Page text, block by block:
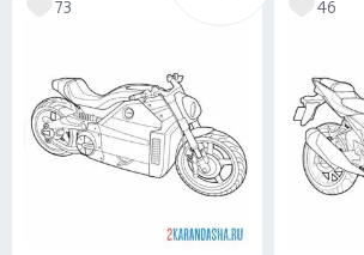
73 46